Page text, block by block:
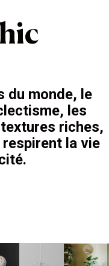
du monde, le
les
riches,
la vie